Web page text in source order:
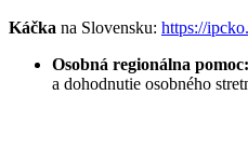
Káčka na Slovensku: https://
Osobná regionálna pomoc:
a dohodnutie osobného